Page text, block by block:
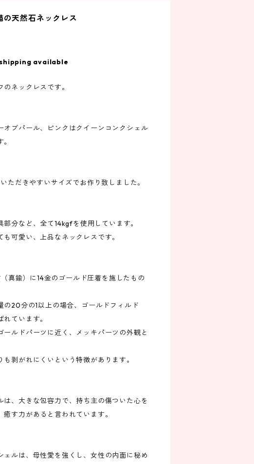
の天然石ネックレス
available
ネックレスです。
オブパール、ピンクはクイーンコンクシェル
ただきやすいサイズでお作り致しました。
部分など、全て14kgfを使用しています。
も可愛い、上品なネックレスです。
真鍮）に14金のゴールド圧着を施したもの
の20分の1以上の場合、ゴールドフィルド
れています。
ールドパーツに近く、メッキパーツの外観と
も剥がれにくいという特徴があります。
は、大きな包容力で、持ち主の傷ついた心を
す力があると言われています。
ェルは、母性愛を強くし、女性の内面に秘め